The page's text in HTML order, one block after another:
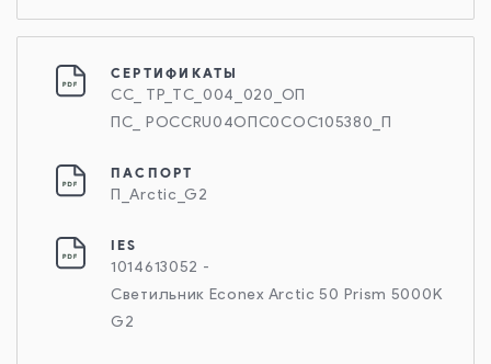
СЕРТИФИКАТЫ
СС_ ТР_ТС_004_020_ОП
ПС_ РОССRU04ОПС0СОС105380_П
ПАСПОРТ
П_Arctic_G2
IES
1014613052 -
Светильник Econex Arctic 50 Prism 5000K
G2